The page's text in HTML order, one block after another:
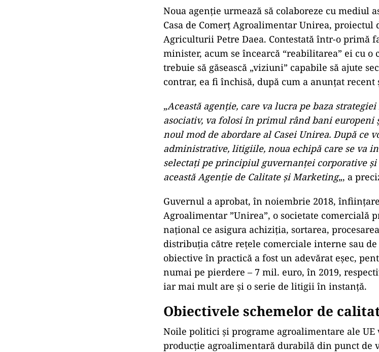
Noua agenţie urmează să colaboreze cu mediul
Casa de Comerț Agroalimentar Unirea,
Agriculturii Petre Daea. Contestată într-o primă
minister, acum se încearcă “reabilitarea” ei cu
trebuie să găsească „viziuni” capabile să ajute
contrar, ea fi închisă, după cum a anunțat
„Această agenţie, care va lucra pe baza
asociativ, va folosi în primul rând bani europeni
noul mod de abordare al Casei Unirea. După ce
administrative, litigiile, noua echipă care se va
selectaţi pe principiul guvernanţei corporative şi
această Agenţie de Calitate şi Marketing„, a
Guvernul a aprobat, în noiembrie 2018,
Agroalimentar ”Unirea”, o societate comercială
naţional ce asigura achiziţia, sortarea,
distribuţia către reţele comerciale interne sau
obiective în practică a fost un adevărat eșec,
numai pe pierdere – 7 mil. euro, în 2019,
iar mai mult are și o serie de litigii în instanță.
Obiectivele schemelor de
Noile politici și programe agroalimentare ale UE
producție agroalimentară durabilă din punct de